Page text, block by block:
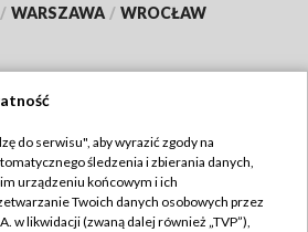
/ WARSZAWA / WROCŁAW
TVP
Regulamin TVP
do serwisu", aby wyrazić zgody na
śledzenia i zbierania danych,
urządzeniu końcowym i ich
Twoich danych osobowych przez
w likwidacji (zwaną dalej również „TVP”),